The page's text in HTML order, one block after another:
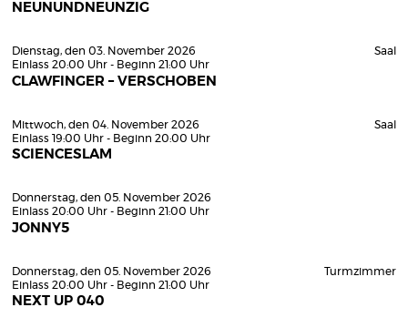
NEUNUNDNEUNZIG
Dienstag, den 03. November 2026
Einlass 20:00 Uhr - Beginn 21:00 Uhr
CLAWFINGER – VERSCHOBEN
Saal
Mittwoch, den 04. November 2026
Einlass 19:00 Uhr - Beginn 20:00 Uhr
SCIENCESLAM
Saal
Donnerstag, den 05. November 2026
Einlass 20:00 Uhr - Beginn 21:00 Uhr
JONNY5
Donnerstag, den 05. November 2026
Einlass 20:00 Uhr - Beginn 21:00 Uhr
NEXT UP 040
Turmzimmer